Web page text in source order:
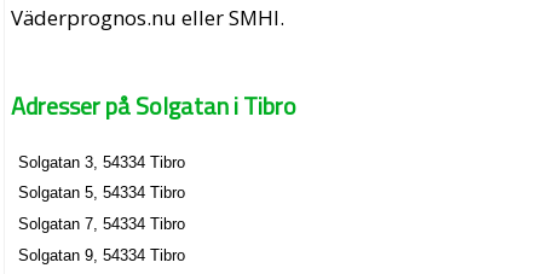
Väderprognos.nu eller SMHI.
Adresser på Solgatan i Tibro
Solgatan 3, 54334 Tibro
Solgatan 5, 54334 Tibro
Solgatan 7, 54334 Tibro
Solgatan 9, 54334 Tibro